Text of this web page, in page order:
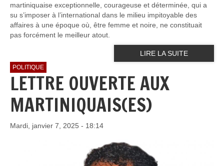
martiniquaise exceptionnelle, courageuse et déterminée, qui a
su s’imposer à l’international dans le milieu impitoyable des
affaires à une époque où, être femme et noire, ne constituait
pas forcément le meilleur atout.
LIRE LA SUITE
POLITIQUE
LETTRE OUVERTE AUX
MARTINIQUAIS(ES)
Mardi, janvier 7, 2025 - 18:14